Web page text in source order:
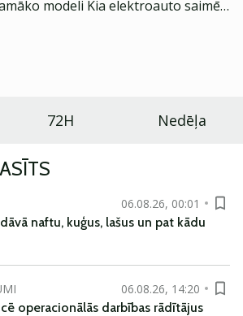
modeli Kia elektroauto saimē
72H Nedēļa
06.08.26, 00:01
naftu, kuģus, lašus un pat kādu
06.08.26, 14:20
operacionālās darbības rādītājus